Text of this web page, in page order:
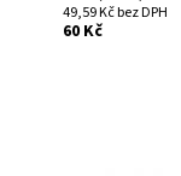
49,59 Kč bez DPH
60 Kč